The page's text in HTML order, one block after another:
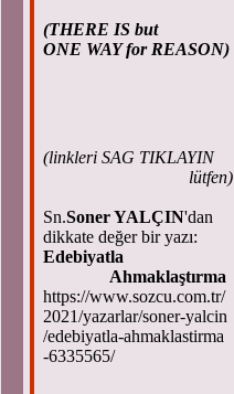
(THERE IS but
ONE WAY for REASON)
(linkleri SAG TIKLAYIN
lütfen)
Sn.Soner YALÇIN'dan
dikkate değer bir yazı:
Edebiyatla
Ahmaklaştırma
https://www.sozcu.com.tr/
2021/yazarlar/soner-yalcin
/edebiyatla-ahmaklastirma
-6335565/